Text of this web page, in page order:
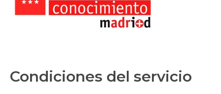
Condiciones del servicio